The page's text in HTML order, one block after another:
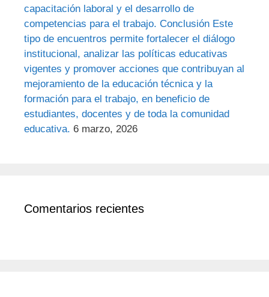
capacitación laboral y el desarrollo de
competencias para el trabajo. Conclusión Este
tipo de encuentros permite fortalecer el diálogo
institucional, analizar las políticas educativas
vigentes y promover acciones que contribuyan al
mejoramiento de la educación técnica y la
formación para el trabajo, en beneficio de
estudiantes, docentes y de toda la comunidad
educativa. 6 marzo, 2026
Comentarios recientes